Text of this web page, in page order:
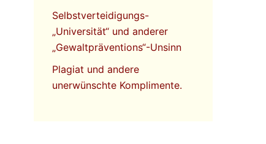
Selbstverteidigungs-
„Universität“ und anderer
„Gewaltpräventions“-Unsinn
Plagiat und andere
unerwünschte Komplimente.